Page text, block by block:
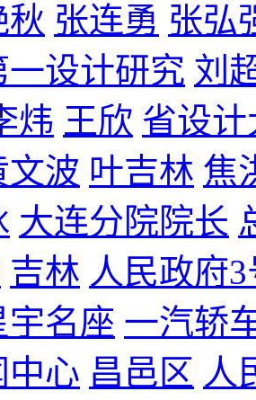
秋 张连勇 张弘
一设计研究 刘
炜 王欣 省设计
文波 叶吉林 焦
大连分院院长
吉林 人民政府
宇名座 一汽轿
中心 昌邑区 人